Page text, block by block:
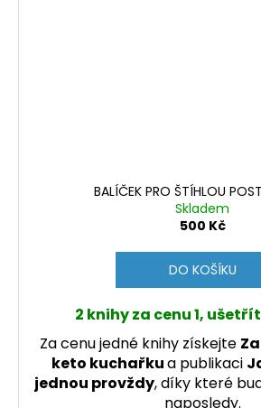
BALÍČEK PRO ŠTÍHLOU
Skladem
500 Kč
DO KOŠÍKU
2 knihy za cenu 1,
Za cenu jedné knihy získejte
keto kuchařkua publikaci
jednou provždy, díky které
naposledy.